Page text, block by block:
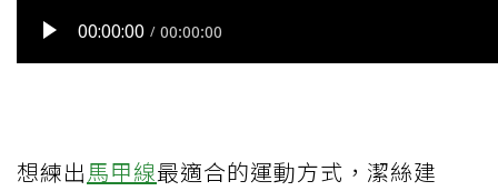
想練出馬甲線最適合的運動方式，潔絲建